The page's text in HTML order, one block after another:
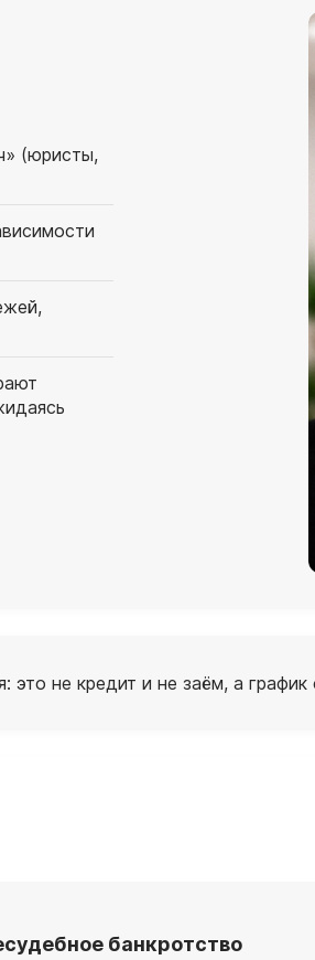
(юристы,
не кредит и не заём, а график
банкротство